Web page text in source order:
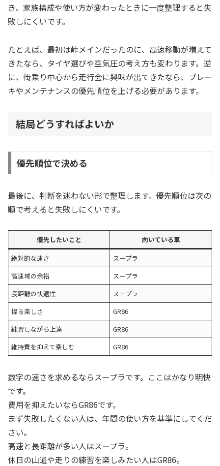
き、家族構成や使い方が変わったときに一度整理すると失
敗しにくいです。
たとえば、最初は峠メインだったのに、高速移動が増えて
きたなら、タイヤ選びや空気圧の考え方も変わります。逆
に、街乗り中心から走行会に興味が出てきたなら、ブレー
キやメンテナンスの優先順位を上げる必要があります。
結局どうすればよいか
優先順位で決める
最後に、判断を迷わない形で整理します。優先順位は次の
順で考えると失敗しにくいです。
優先したいこと
向いている車
絶対的な速さ
スープラ
高速域の余裕
スープラ
長距離の快適性
スープラ
操る楽しさ
GR86
練習しながら上達
GR86
維持費を抑えて楽しむ
GR86
数字の速さを求めるならスープラです。ここはかなり明快
です。
費用を抑えたいならGR86です。
まず失敗したくない人は、年間の使い方を基準にしてくだ
さい。
高速と長距離が多い人はスープラ。
休日の山道や走りの練習を楽しみたい人はGR86。